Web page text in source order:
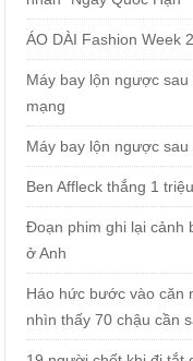
ÁO DÀI Fashion Week
Máy bay lộn ngược
mạng
Máy bay lộn ngược
Ben Affleck thắng 1
Đoạn phim ghi lại cảnh
ở Anh
Háo hức bước vào căn
nhìn thấy 70 chậu cần